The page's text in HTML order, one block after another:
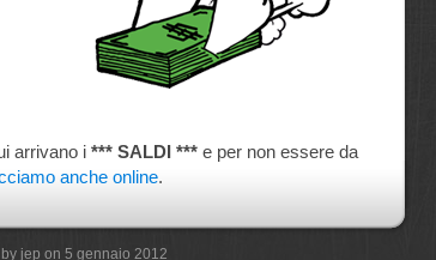
arrivano i *** SALDI *** e per non essere da
anche online.
by jep on 5 gennaio 2012